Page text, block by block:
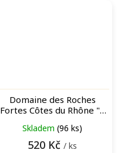
Domaine des Roches
Fortes Côtes du Rhône "A
Skladem (96 ks)
520 Kč / ks